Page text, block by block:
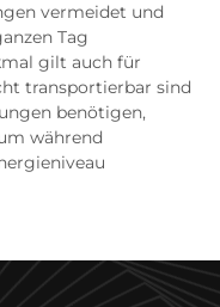
vermeidet und
Tag
gilt auch für
transportierbar sind
benötigen,
während